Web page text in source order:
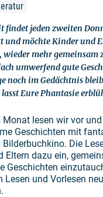
findet jeden zweiten
und möchte Kinder und
mehr gemeinsam
umwerfend gute
noch im Gedächtnis
Eure Phantasie
lesen wir vor
Geschichten mit
Bilderbuchkino. Die
Eltern dazu ein,
Geschichten
Lesen und Vorlesen